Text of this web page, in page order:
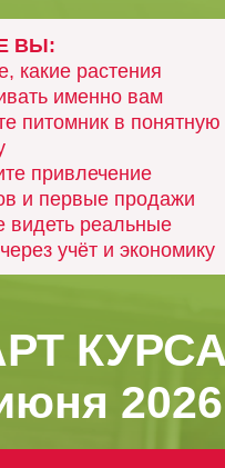
ВЫ:
какие растения
именно вам
питомник в понятную
привлечение
и первые продажи
видеть реальные
учёт и экономику
КУРСА
2026